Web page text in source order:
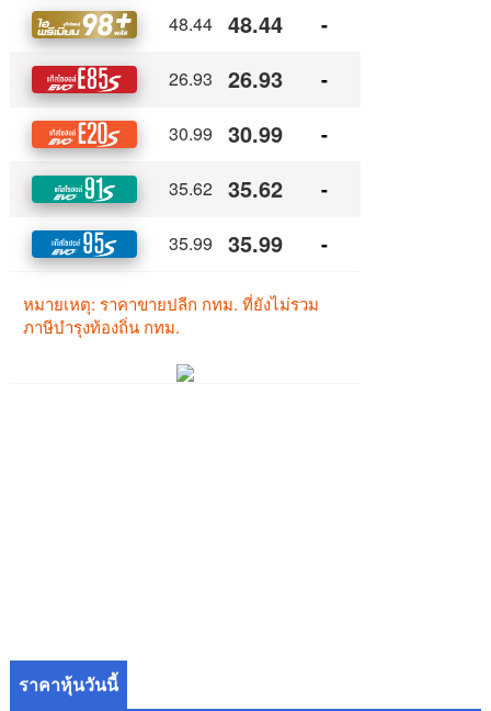
ราคาหุ้นวันนี้